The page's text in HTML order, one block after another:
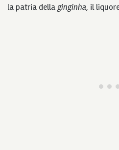
la patria della ginginha, il